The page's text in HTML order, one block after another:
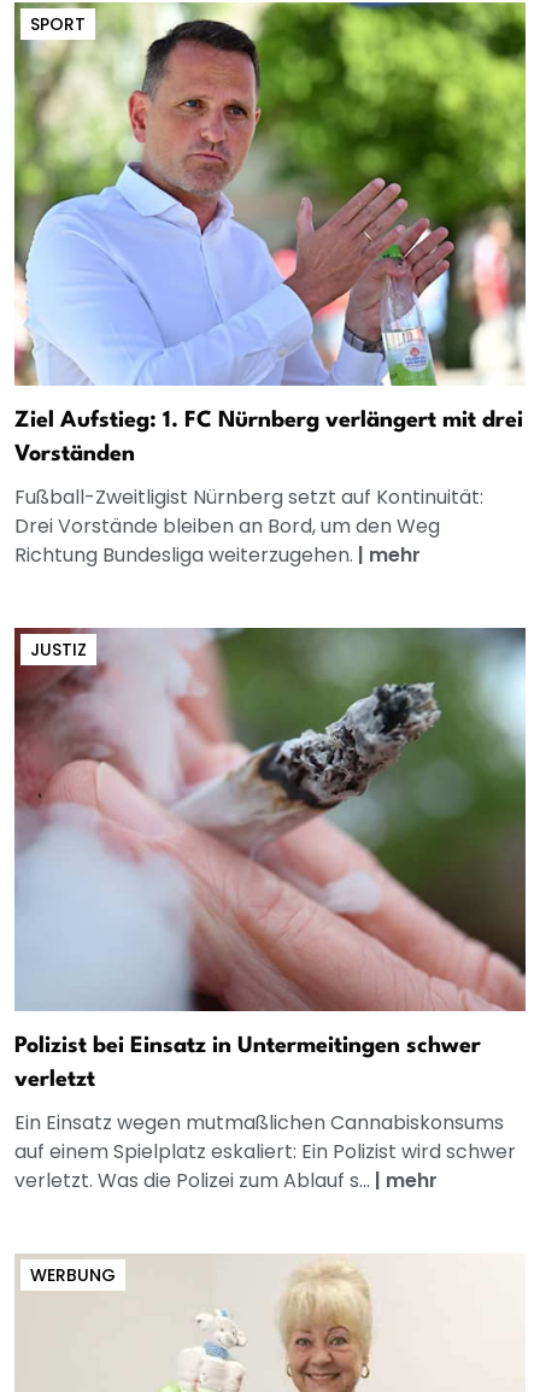
SPORT
Ziel Aufstieg: 1. FC Nürnberg verlängert mit drei
Vorständen
Fußball-Zweitligist Nürnberg setzt auf Kontinuität:
Drei Vorstände bleiben an Bord, um den Weg
Richtung Bundesliga weiterzugehen. | mehr
JUSTIZ
Polizist bei Einsatz in Untermeitingen schwer
verletzt
Ein Einsatz wegen mutmaßlichen Cannabiskonsums
auf einem Spielplatz eskaliert: Ein Polizist wird schwer
verletzt. Was die Polizei zum Ablauf s... | mehr
WERBUNG